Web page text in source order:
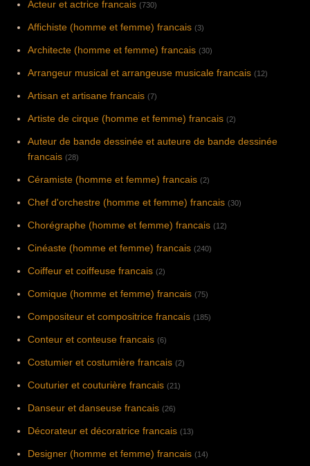
Acteur et actrice francais (730)
Affichiste (homme et femme) francais (3)
Architecte (homme et femme) francais (30)
Arrangeur musical et arrangeuse musicale francais (12)
Artisan et artisane francais (7)
Artiste de cirque (homme et femme) francais (2)
Auteur de bande dessinée et auteure de bande dessinée
francais (28)
Céramiste (homme et femme) francais (2)
Chef d'orchestre (homme et femme) francais (30)
Chorégraphe (homme et femme) francais (12)
Cinéaste (homme et femme) francais (240)
Coiffeur et coiffeuse francais (2)
Comique (homme et femme) francais (75)
Compositeur et compositrice francais (185)
Conteur et conteuse francais (6)
Costumier et costumière francais (2)
Couturier et couturière francais (21)
Danseur et danseuse francais (26)
Décorateur et décoratrice francais (13)
Designer (homme et femme) francais (14)